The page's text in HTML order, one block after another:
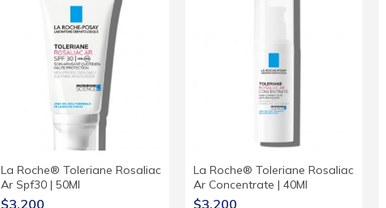
La Roche® Toleriane Rosaliac
Ar Spf30 | 50Ml
$3.200
La Roche® Toleriane Rosaliac
Ar Concentrate | 40Ml
$3.200